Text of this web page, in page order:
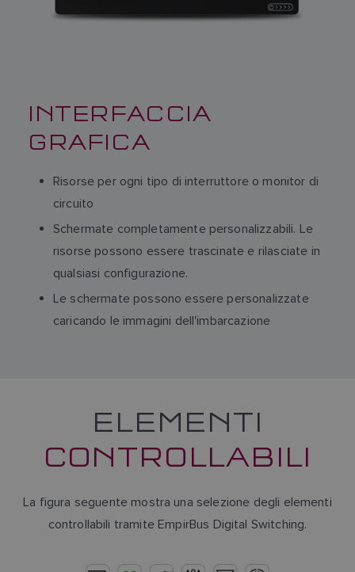
INTERFACCIA
GRAFICA
Risorse per ogni tipo di interruttore o monitor di
circuito
Schermate completamente personalizzabili. Le
risorse possono essere trascinate e rilasciate in
qualsiasi configurazione.
Le schermate possono essere personalizzate
caricando le immagini dell'imbarcazione
ELEMENTI
CONTROLLABILI
La figura seguente mostra una selezione degli elementi
controllabili tramite EmpirBus Digital Switching.